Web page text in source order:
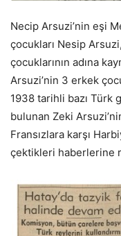
Necip Arsuzi’nin eşi
çocukları Nesip
çocuklarının adına
Arsuzi’nin 3 erkek
1938 tarihli bazı Türk
bulunan Zeki
Fransızlara karşı
çektikleri haberlerine